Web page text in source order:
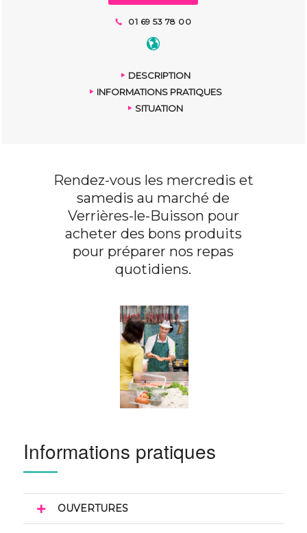
01 69 53 78 00
DESCRIPTION
INFORMATIONS PRATIQUES
SITUATION
Rendez-vous les mercredis et
samedis au marché de
Verrières-le-Buisson pour
acheter des bons produits
pour préparer nos repas
quotidiens.
Informations pratiques
OUVERTURES